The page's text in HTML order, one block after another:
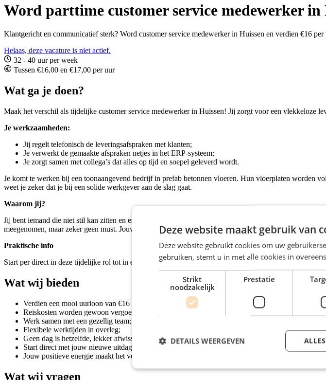
Word parttime customer service medewerker in
Klantgericht en communicatief sterk? Word customer service medewerker in Huissen en verdien €16
Helaas, deze vacature is niet actief.
32 - 40 uur per week
Tussen €16,00 en €17,00 per uur
Wat ga je doen?
Maak het verschil als tijdelijke customer service medewerker in Huissen! Jij zorgt voor een vlekkeloze
Je werkzaamheden:
Jij regelt telefonisch de leveringsafspraken met klanten;
Je verwerkt de gemaakte afspraken netjes in het ERP-systeem;
Je zorgt samen met collega’s dat alles op tijd en soepel geleverd wordt.
Je komt te werken bij een toonaangevend bedrijf in prefab betonnen vloeren. Hun vloerplaten worden
weet je zeker dat je bij een solide werkgever aan de slag gaat.
Waarom jij?
Jij bent iemand die niet stil kan zitten en energie krijgt van contact met mensen. Met jouw positieve
meegenomen, maar zeker geen must. Jouw motivatie en inzet maken het verschil!
Praktische info
Start per direct in deze tijdelijke rol tot in eerste instantie 24 juli 2026. We zoeken iemand die 32-40 uur
Wat wij bieden
Verdien een mooi uurloon van €16 - €17;
Reiskosten worden gewoon vergoed;
Werk samen met een gezellig team;
Flexibele werktijden in overleg;
Geen dag is hetzelfde, lekker afwisselend;
Start direct met jouw nieuwe uitdaging;
Jouw positieve energie maakt het verschil!
Wat wij vragen
Deze website maakt gebruik van
Deze website gebruikt cookies om uw
gebruiken, stemt u in met alle cookies in
Strikt
noodzakelijk
Prestatie
DETAILS WEERGEVEN